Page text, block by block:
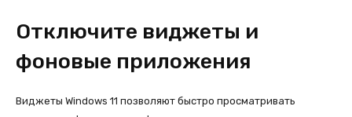
Отключите виджеты и
фоновые приложения
Виджеты Windows 11 позволяют быстро просматривать